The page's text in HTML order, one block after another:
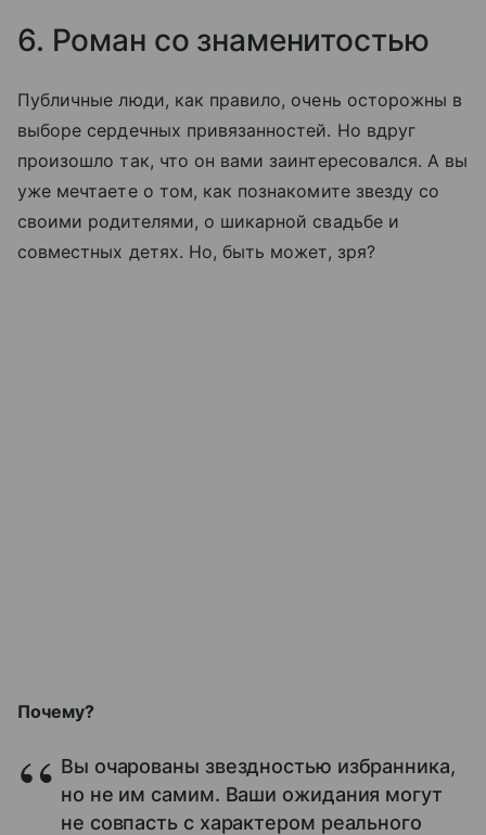
6. Роман со знаменитостью
Публичные люди, как правило, очень осторожны в
выборе сердечных привязанностей. Но вдруг
произошло так, что он вами заинтересовался. А вы
уже мечтаете о том, как познакомите звезду со
своими родителями, о шикарной свадьбе и
совместных детях. Но, быть может, зря?
Почему?
Вы очарованы звездностью избранника,
но не им самим. Ваши ожидания могут
не совпасть с характером реального